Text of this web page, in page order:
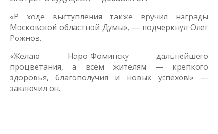
«В ходе выступления также вручил награды
Московской областной Думы», — подчеркнул Олег
Рожнов.
«Желаю Наро-Фоминску дальнейшего
процветания, а всем жителям — крепкого
здоровья, благополучия и новых успехов!» —
заключил он.